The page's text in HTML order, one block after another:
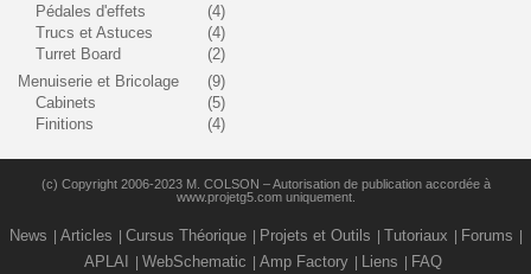
Pédales d'effets
(4)
Trucs et Astuces
(4)
Turret Board
(2)
Menuiserie et Bricolage
(9)
Cabinets
(5)
Finitions
(4)
(c) Copyright 2006-2023 M. COLSON – Autorisation de publication accordée à
www.projetg5.com uniquement.
News Articles Cursus Théorique Projets et Outils Tutoriaux
Forums
APLAI
WebSchematic Amp Factory Liens FAQ